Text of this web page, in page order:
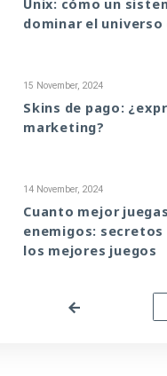
Unix: cómo un
dominar el universo
15 November, 2024
Skins de pago:
marketing?
14 November, 2024
Cuanto mejor
enemigos:
los mejores juegos